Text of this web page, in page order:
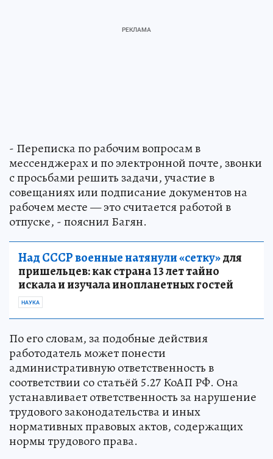
- Переписка по рабочим вопросам в
мессенджерах и по электронной почте, звонки
с просьбами решить задачи, участие в
совещаниях или подписание документов на
рабочем месте — это считается работой в
отпуске, - пояснил Багян.
Над СССР военные натянули «сетку»для
пришельцев: как страна 13 лет тайно
искала и изучала инопланетных гостей
НАУКА
По его словам, за подобные действия
работодатель может понести
административную ответственность в
соответствии со статьёй 5.27 КоАП РФ. Она
устанавливает ответственность за нарушение
трудового законодательства и иных
нормативных правовых актов, содержащих
нормы трудового права.